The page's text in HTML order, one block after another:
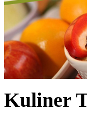
Kuliner